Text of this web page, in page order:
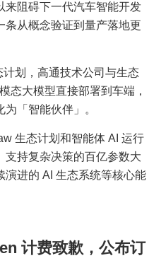
来阻碍下一代汽车智能开发
条从概念验证到量产落地更
划，高通技术公司与生态
态大模型直接部署到车端，
「智能伙伴」。
生态计划和智能体 AI 运行
支持复杂决策的百亿参数大
演进的 AI 生态系统等核心能
计费致歉，公布订